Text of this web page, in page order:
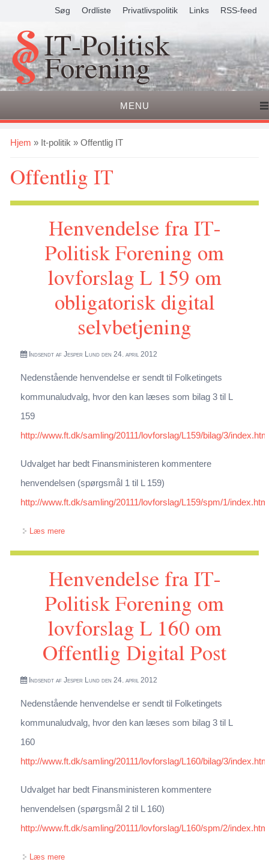
Søg Ordliste Privatlivspolitik Links RSS-feed
IT-Politisk
Forening
MENU
Du er her
Hjem » It-politik » Offentlig IT
Offentlig IT
Henvendelse fra IT-
Politisk Forening om
lovforslag L 159 om
obligatorisk digital
selvbetjening
Indsendt af Jesper Lundden 24. april 2012
Nedenstående henvendelse er sendt til Folketingets
kommunaludvalg, hvor den kan læses som bilag 3 til L
159
http://www.ft.dk/samling/20111/lovforslag/L159/bilag/3/index.htm
Udvalget har bedt Finansministeren kommentere
henvendelsen (spørgsmål 1 til L 159)
http://www.ft.dk/samling/20111/lovforslag/L159/spm/1/index.htm
Læs mereom Henvendelse fra IT-Politisk Forening om lovforslag L
159 om obligatorisk digital selvbetjening
Henvendelse fra IT-
Politisk Forening om
lovforslag L 160 om
Offentlig Digital Post
Indsendt af Jesper Lundden 24. april 2012
Nedenstående henvendelse er sendt til Folketingets
kommunaludvalg, hvor den kan læses som bilag 3 til L
160
http://www.ft.dk/samling/20111/lovforslag/L160/bilag/3/index.htm
Udvalget har bedt Finansministeren kommentere
henvendelsen (spørgsmål 2 til L 160)
http://www.ft.dk/samling/20111/lovforslag/L160/spm/2/index.htm
Læs mereom Henvendelse fra IT-Politisk Forening om lovforslag L